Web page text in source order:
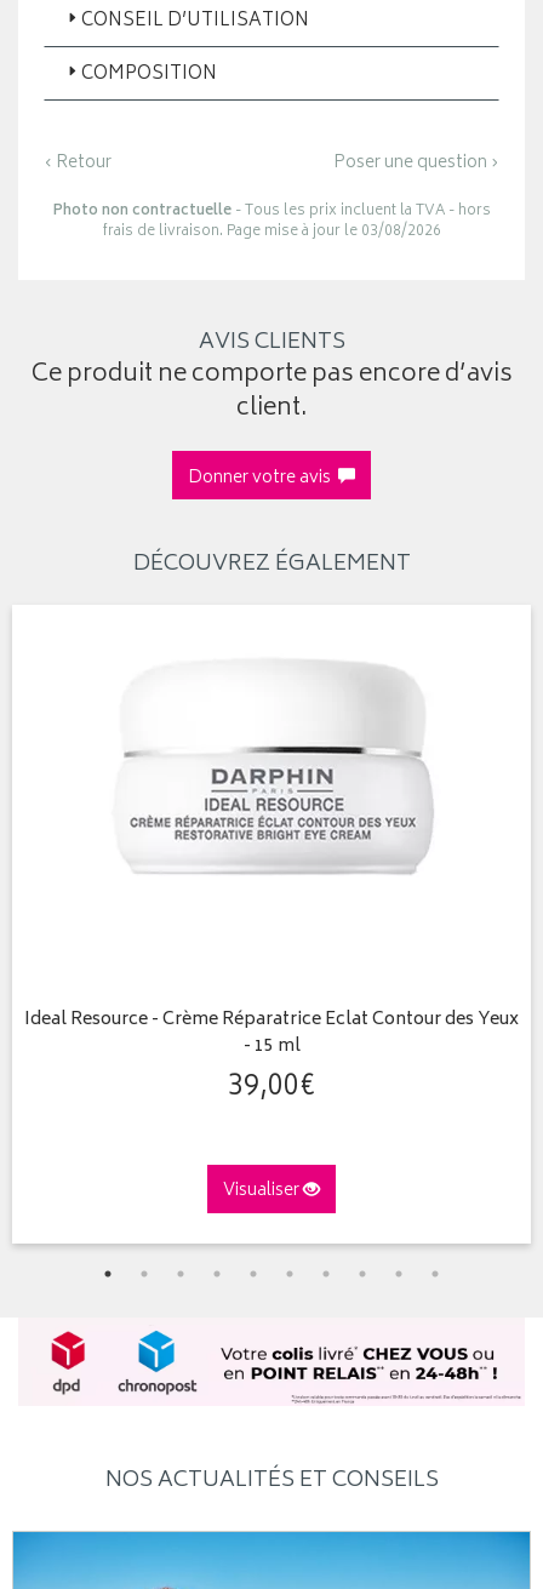
CONSEIL D’UTILISATION
COMPOSITION
‹ Retour Poser une question ›
Photo non contractuelle- Tous les prix incluent la TVA - hors
frais de livraison. Page mise à jour le 03/08/2026
AVIS CLIENTS
Ce produit ne comporte pas encore d’avis
client.
Donner votre avis
DÉCOUVREZ ÉGALEMENT
Ideal Resource - Crème Réparatrice Eclat Contour des Yeux
- 15 ml
39,00€
Visualiser
NOS ACTUALITÉS ET CONSEILS